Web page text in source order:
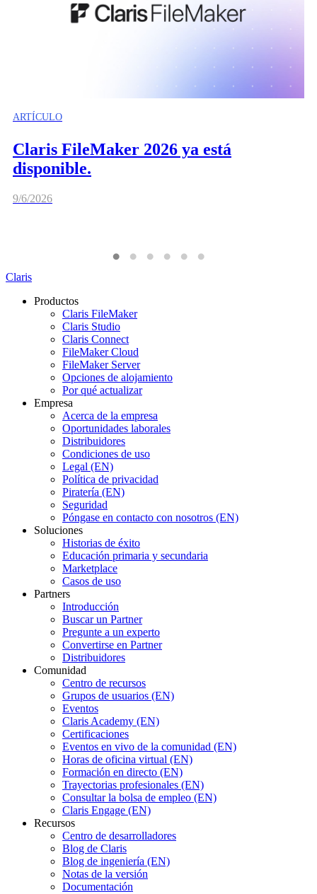
ARTÍCULO
Claris FileMaker 2026 ya está
disponible.
9/6/2026
Claris
Productos
Claris FileMaker
Claris Studio
Claris Connect
FileMaker Cloud
FileMaker Server
Opciones de alojamiento
Por qué actualizar
Empresa
Acerca de la empresa
Oportunidades laborales
Distribuidores
Condiciones de uso
Legal (EN)
Política de privacidad
Piratería (EN)
Seguridad
Póngase en contacto con nosotros (EN)
Soluciones
Historias de éxito
Educación primaria y secundaria
Marketplace
Casos de uso
Partners
Introducción
Buscar un Partner
Pregunte a un experto
Convertirse en Partner
Distribuidores
Comunidad
Centro de recursos
Grupos de usuarios (EN)
Eventos
Claris Academy (EN)
Certificaciones
Eventos en vivo de la comunidad (EN)
Horas de oficina virtual (EN)
Formación en directo (EN)
Trayectorias profesionales (EN)
Consultar la bolsa de empleo (EN)
Claris Engage (EN)
Recursos
Centro de desarrolladores
Blog de Claris
Blog de ingeniería (EN)
Notas de la versión
Documentación